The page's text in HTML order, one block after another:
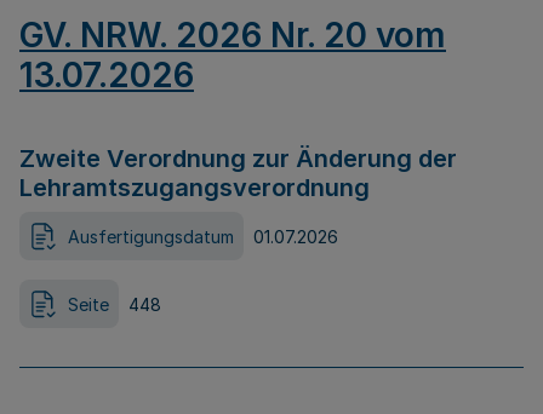
GV. NRW. 2026 Nr. 20 vom
13.07.2026
Zweite Verordnung zur Änderung der
Lehramtszugangsverordnung
Ausfertigungsdatum 01.07.2026
Seite 448